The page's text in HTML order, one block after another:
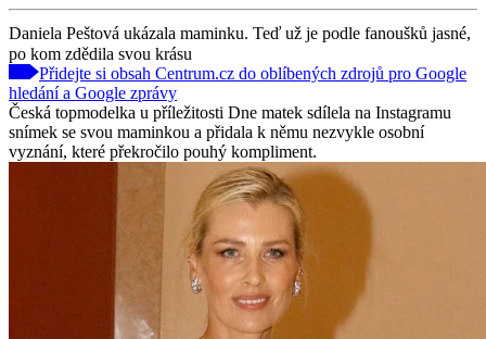
Daniela Peštová ukázala maminku. Teď už je podle fanoušků jasné,
po kom zdědila svou krásu
Přidejte si obsah Centrum.cz do oblíbených zdrojů pro Google
hledání a Google zprávy
Česká topmodelka u příležitosti Dne matek sdílela na Instagramu
snímek se svou maminkou a přidala k němu nezvykle osobní
vyznání, které překročilo pouhý kompliment.